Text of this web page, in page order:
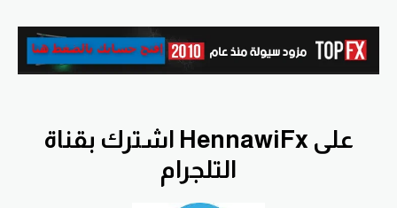
اشترك بقناة HennawiFx على
التلجرام